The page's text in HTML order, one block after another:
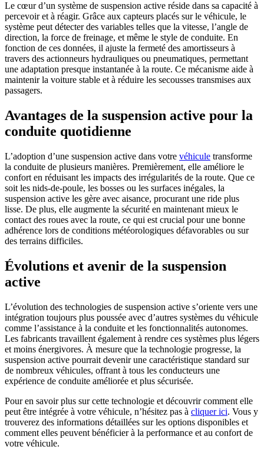
Le cœur d’un système de suspension active réside dans sa capacité à
percevoir et à réagir. Grâce aux capteurs placés sur le véhicule, le
système peut détecter des variables telles que la vitesse, l’angle de
direction, la force de freinage, et même le style de conduite. En
fonction de ces données, il ajuste la fermeté des amortisseurs à
travers des actionneurs hydrauliques ou pneumatiques, permettant
une adaptation presque instantanée à la route. Ce mécanisme aide à
maintenir la voiture stable et à réduire les secousses transmises aux
passagers.
Avantages de la suspension active pour la
conduite quotidienne
L’adoption d’une suspension active dans votre véhicule transforme
la conduite de plusieurs manières. Premièrement, elle améliore le
confort en réduisant les impacts des irrégularités de la route. Que ce
soit les nids-de-poule, les bosses ou les surfaces inégales, la
suspension active les gère avec aisance, procurant une ride plus
lisse. De plus, elle augmente la sécurité en maintenant mieux le
contact des roues avec la route, ce qui est crucial pour une bonne
adhérence lors de conditions météorologiques défavorables ou sur
des terrains difficiles.
Évolutions et avenir de la suspension
active
L’évolution des technologies de suspension active s’oriente vers une
intégration toujours plus poussée avec d’autres systèmes du véhicule
comme l’assistance à la conduite et les fonctionnalités autonomes.
Les fabricants travaillent également à rendre ces systèmes plus légers
et moins énergivores. À mesure que la technologie progresse, la
suspension active pourrait devenir une caractéristique standard sur
de nombreux véhicules, offrant à tous les conducteurs une
expérience de conduite améliorée et plus sécurisée.
Pour en savoir plus sur cette technologie et découvrir comment elle
peut être intégrée à votre véhicule, n’hésitez pas à cliquer ici. Vous y
trouverez des informations détaillées sur les options disponibles et
comment elles peuvent bénéficier à la performance et au confort de
votre véhicule.